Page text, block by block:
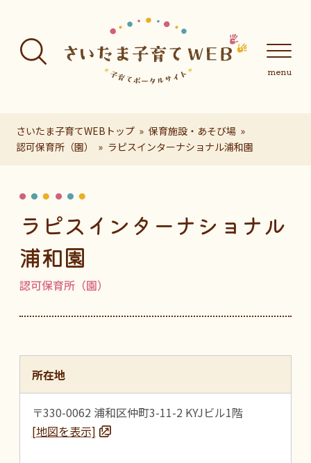
さいたま子育てWEBトップ
保育施設・あそび場
認可保育所（園）
ラピスインターナショナル浦和園
ラピスインターナショナル
浦和園
認可保育所（園）
所在地
〒330-0062 浦和区仲町3-11-2 KYJビル1階
[地図を表示]